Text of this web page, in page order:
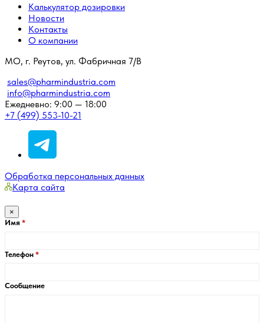
Калькулятор дозировки
Новости
Контакты
О компании
МО, г. Реутов, ул. Фабричная 7/В
sales@pharmindustria.com
info@pharmindustria.com
Ежедневно: 9:00 — 18:00
+7 (499) 553-10-21
Обработка персональных данных
Карта сайта
×
Имя
Телефон
Сообщение